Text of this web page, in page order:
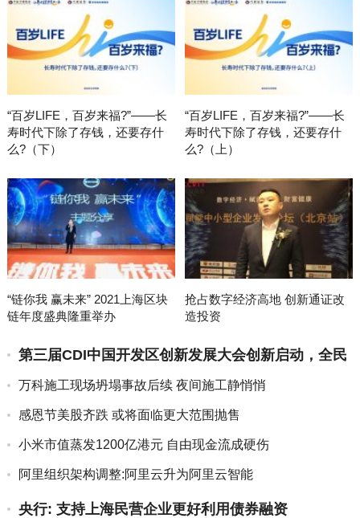
“百岁LIFE，百岁来福?”——长
寿时代下除了存钱，还要存什
么?（下）
“百岁LIFE，百岁来福?”——长
寿时代下除了存钱，还要存什
么?（上）
“链你我 赢未来” 2021上海区块
链年度盛典隆重举办
抢占数字经济高地 创新通证改
造投资
第三届CDI中国开发区创新发展大会创新启动，全民
万科施工现场坍塌事故后续 夜间施工静悄悄
感恩节美股齐跌 或将面临更大范围抛售
小米市值蒸发1200亿港元 自由现金流成硬伤
阿里组织架构调整:阿里云升为阿里云智能
央行: 支持上海民营企业更好利用债券融资